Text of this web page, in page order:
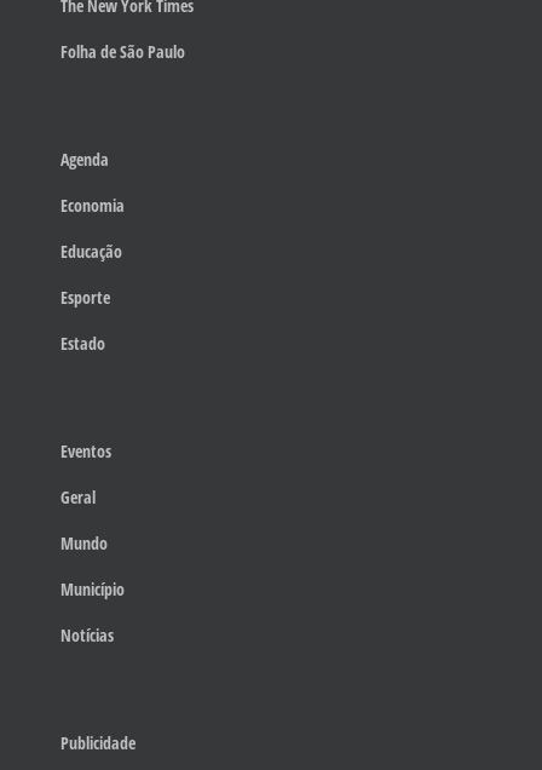
The New York Times
Folha de São Paulo
Agenda
Economia
Educação
Esporte
Estado
Eventos
Geral
Mundo
Município
Notícias
Publicidade